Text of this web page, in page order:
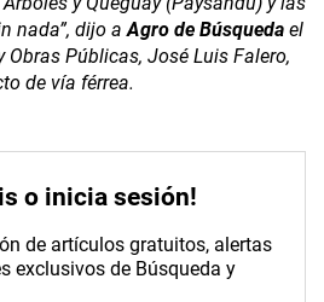
nada”, dijo a Agro de Búsqueda el
Públicas, José Luis Falero,
de vía férrea.
o inicia sesión!
de artículos gratuitos, alertas
exclusivos de Búsqueda y